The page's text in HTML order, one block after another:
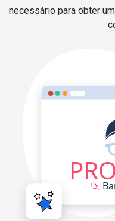
necessário para obter